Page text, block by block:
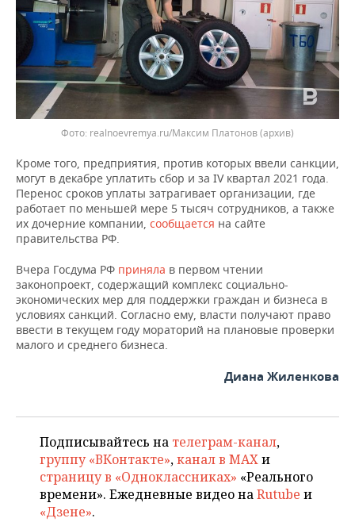
realnoevremya.ru/Максим Платонов(архив)
Кроме того, предприятия, против которых ввели санкции,
могут в декабре уплатить сбор и за IV квартал 2021 года.
Перенос сроков уплаты затрагивает организации, где
работает по меньшей мере 5 тысяч сотрудников, а также
их дочерние компании, сообщается на сайте
правительства РФ.
Вчера Госдума РФ приняла в первом чтении
законопроект, содержащий комплекс социально-
экономических мер для поддержки граждан и бизнеса в
условиях санкций. Согласно ему, власти получают право
ввести в текущем году мораторий на плановые проверки
малого и среднего бизнеса.
Диана Жиленкова
Подписывайтесь на телеграм-канал,
группу «ВКонтакте»,канал в MAXи
страницу в «Одноклассниках» «Реального
времени». Ежедневные видео наRutube и
«Дзене».